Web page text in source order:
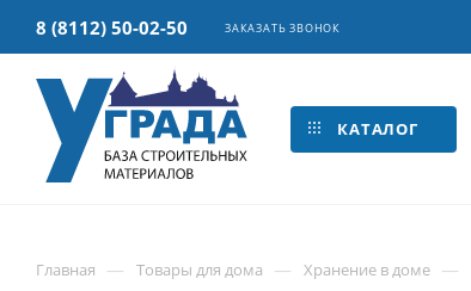
8 (8112) 50-02-50 ЗАКАЗАТЬ ЗВОНОК
КАТАЛОГ
Главная — Товары для дома — Хранение в доме —